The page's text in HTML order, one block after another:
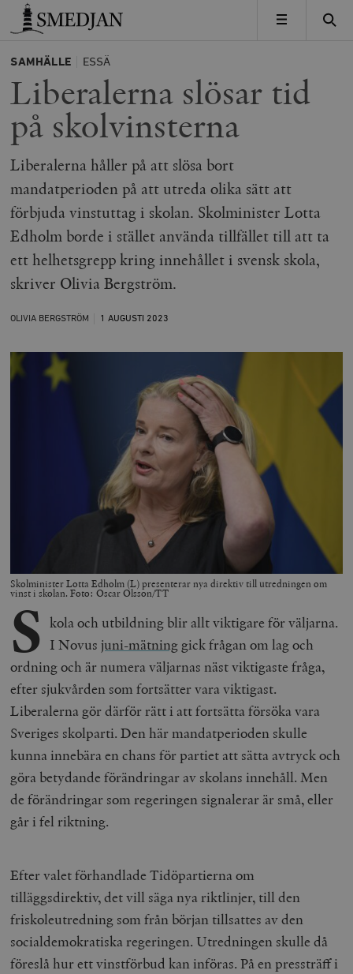
Timbro
MENY
SAMHÄLLE ESSÄ
Liberalerna slösar tid
på skolvinsterna
Liberalerna håller på att slösa bort
mandatperioden på att utreda olika sätt att
förbjuda vinstuttag i skolan. Skolminister Lotta
Edholm borde i stället använda tillfället till att ta
ett helhetsgrepp kring innehållet i svensk skola,
skriver Olivia Bergström.
OLIVIA BERGSTRÖM 1 AUGUSTI 2023
Skolminister Lotta Edholm (L) presenterar nya direktiv till utredningen om
vinst i skolan. Foto: Oscar Olsson/TT
S kola och utbildning blir allt viktigare för väljarna.
I Novus juni-mätninggick frågan om lag och
ordning och är numera väljarnas näst viktigaste fråga,
efter sjukvården som fortsätter vara viktigast.
Liberalerna gör därför rätt i att fortsätta försöka vara
Sveriges skolparti. Den här mandatperioden skulle
kunna innebära en chans för partiet att sätta avtryck och
göra betydande förändringar av skolans innehåll. Men
de förändringar som regeringen signalerar är små, eller
går i fel riktning.
Efter valet förhandlade Tidöpartierna om
tilläggsdirektiv, det vill säga nya riktlinjer, till den
friskoleutredning som från början tillsattes av den
socialdemokratiska regeringen. Utredningen skulle då
föreslå hur ett vinstförbud kan införas. På en pressträff i